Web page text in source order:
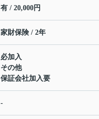
有 / 20,000円
家財保険 / 2年
必加入
その他
保証会社加入要
-